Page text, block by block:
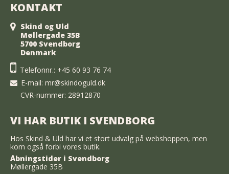
KONTAKT
Skind og Uld
Møllergade 35B
5700 Svendborg
Denmark
Telefonnr.: +45 60 93 76 74
E-mail: mr@skindoguld.dk
CVR-nummer: 28912870
VI HAR BUTIK I SVENDBORG
Hos Skind & Uld har vi et stort udvalg på webshoppen, men
kom også forbi vores butik.
Åbningstider i Svendborg
Møllergade 35B